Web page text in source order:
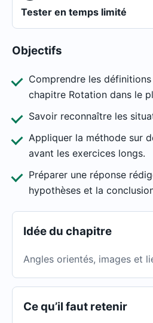
Tester en temps limité
Objectifs
Comprendre les
chapitre Rotation dans le
Savoir reconnaître les
Appliquer la méthode sur
avant les exercices longs.
Préparer une réponse
hypothèses et la
Idée du chapitre
Angles orientés, images et
Ce qu’il faut retenir